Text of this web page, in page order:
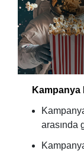
Kampanya
arasında